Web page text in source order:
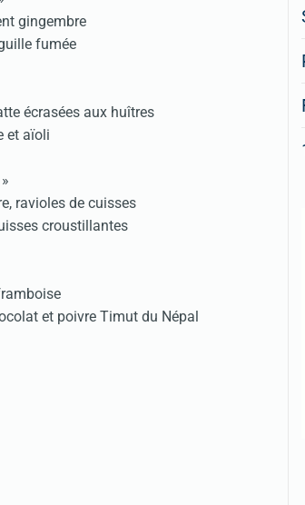
gingembre
fumée
écrasées aux huîtres
et aïoli
ravioles de cuisses
croustillantes
et poivre Timut du Népal